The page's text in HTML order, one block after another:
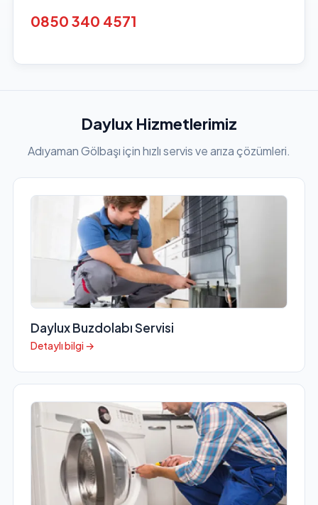
0850 340 4571
Daylux Hizmetlerimiz
Adıyaman Gölbaşı için hızlı servis ve arıza çözümleri.
Daylux Buzdolabı Servisi
Detaylı bilgi →